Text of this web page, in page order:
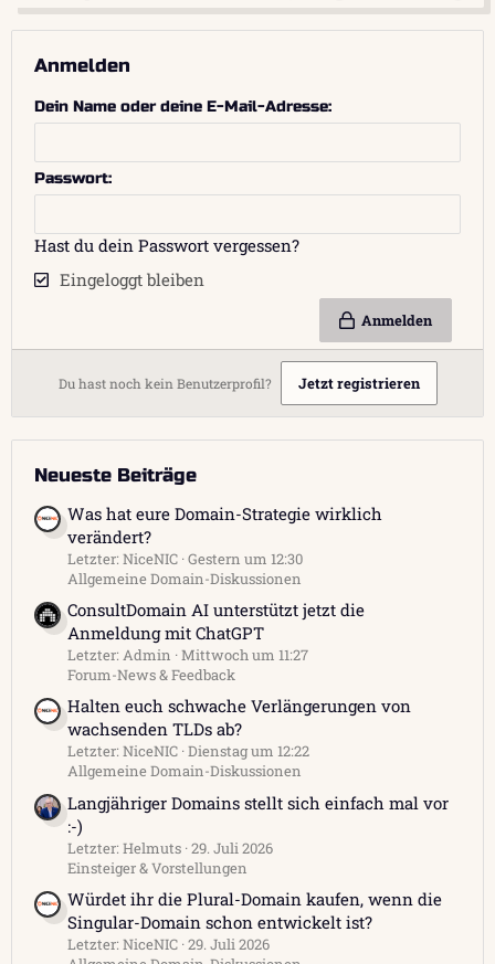
Anmelden
Dein Name oder deine E-Mail-Adresse
Passwort
Hast du dein Passwort vergessen?
Eingeloggt bleiben
Anmelden
Du hast noch kein Benutzerprofil? Jetzt registrieren
Neueste Beiträge
Was hat eure Domain-Strategie wirklich
verändert?
Letzter: NiceNIC Gestern um 12:30
Allgemeine Domain-Diskussionen
ConsultDomain AI unterstützt jetzt die
Anmeldung mit ChatGPT
Letzter: Admin Mittwoch um 11:27
Forum-News & Feedback
Halten euch schwache Verlängerungen von
wachsenden TLDs ab?
Letzter: NiceNIC Dienstag um 12:22
Allgemeine Domain-Diskussionen
Langjähriger Domains stellt sich einfach mal vor
:-)
Letzter: Helmuts 29. Juli 2026
Einsteiger & Vorstellungen
Würdet ihr die Plural-Domain kaufen, wenn die
Singular-Domain schon entwickelt ist?
Letzter: NiceNIC 29. Juli 2026